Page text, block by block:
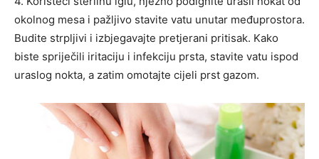
okolnog mesa i pažljivo stavite vatu unutar međuprostora.
Budite strpljivi i izbjegavajte pretjerani pritisak. Kako
biste spriječili iritaciju i infekciju prsta, stavite vatu ispod
uraslog nokta, a zatim omotajte cijeli prst gazom.